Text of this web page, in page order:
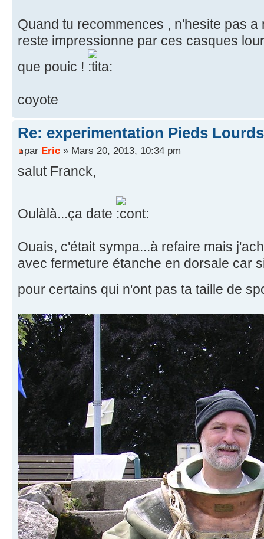
Quand tu recommences , n'hesite pas
reste impressionne par ces casques
que pouic !
coyote
Re: experimentation Pieds Lourds
par Eric » Mars 20, 2013, 10:34 pm
salut Franck,
Oulàlà...ça date
Ouais, c'était sympa...à refaire mais
avec fermeture étanche en dorsale car
pour certains qui n'ont pas ta taille de